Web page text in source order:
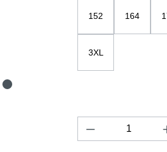
152 164
3XL
Produkt